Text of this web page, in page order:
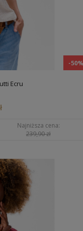
-
Ecru
Najniższa cena:
239,90 zł